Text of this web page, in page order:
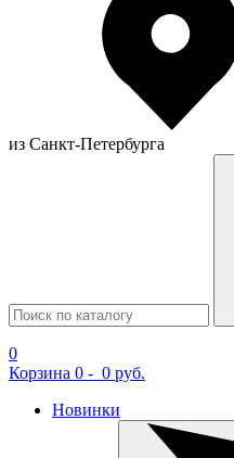
из Санкт-Петербурга
0
Корзина 0 - 0 руб.
Новинки